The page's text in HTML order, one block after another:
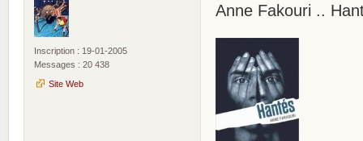
Inscription : 19-01-2005
Messages : 20 438
Site Web
Anne Fakouri ..